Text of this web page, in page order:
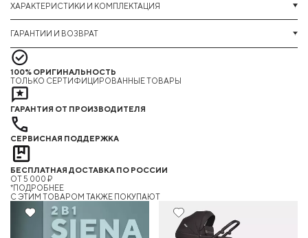
ХАРАКТЕРИСТИКИ И КОМПЛЕКТАЦИЯ
ГАРАНТИИ И ВОЗВРАТ
100% ОРИГИНАЛЬНОСТЬ
ТОЛЬКО СЕРТИФИЦИРОВАННЫЕ ТОВАРЫ
ГАРАНТИЯ ОТ ПРОИЗВОДИТЕЛЯ
СЕРВИСНАЯ ПОДДЕРЖКА
БЕСПЛАТНАЯ ДОСТАВКА ПО РОССИИ
ОТ 5 000 ₽
*ПОДРОБНЕЕ
C ЭТИМ ТОВАРОМ ТАКЖЕ ПОКУПАЮТ
10%